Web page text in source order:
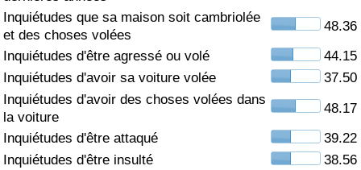
Inquiétudes que sa maison soit cambriolée
et des choses volées
48.36
Inquiétudes d'être agressé ou volé
44.15
Inquiétudes d'avoir sa voiture volée
37.50
Inquiétudes d'avoir des choses volées dans
la voiture
48.17
Inquiétudes d'être attaqué
39.22
Inquiétudes d'être insulté
38.56
Soins de santé
Indice des soins de santé (Actuel)
Indice des soins de santé
Indice des soins de santé par Pays